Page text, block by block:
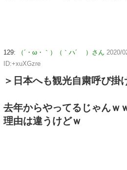
129: （´・ω・｀）（｀ハ´ ）さん 2020/
ID:+xuXGzre
＞日本へも観光自粛呼び掛
去年からやってるじゃんｗ
理由は違うけどｗ